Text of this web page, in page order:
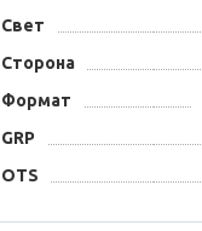
Свет
Сторона
Формат
GRP
OTS